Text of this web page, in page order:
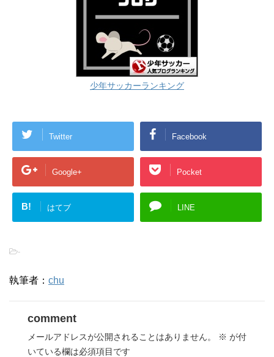
少年サッカーランキング
Twitter Facebook
Google+ Pocket
B! はてブ LINE
-
執筆者： chu
comment
メールアドレスが公開されることはありません。 ※ が付
いている欄は必須項目です